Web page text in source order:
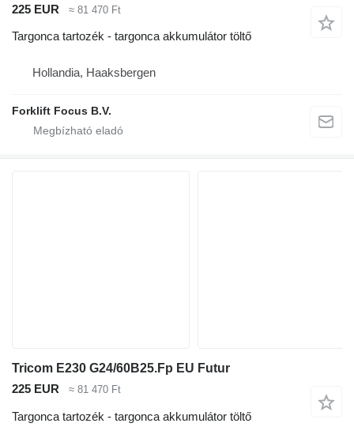
225 EUR ≈ 81 470 Ft
Targonca tartozék - targonca akkumulátor töltő
Hollandia, Haaksbergen
Forklift Focus B.V.
Tricom E230 G24/60B25.Fp EU Futur
225 EUR
≈ 81 470 Ft
Targonca tartozék - targonca akkumulátor töltő